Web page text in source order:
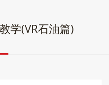
学(VR石油篇)